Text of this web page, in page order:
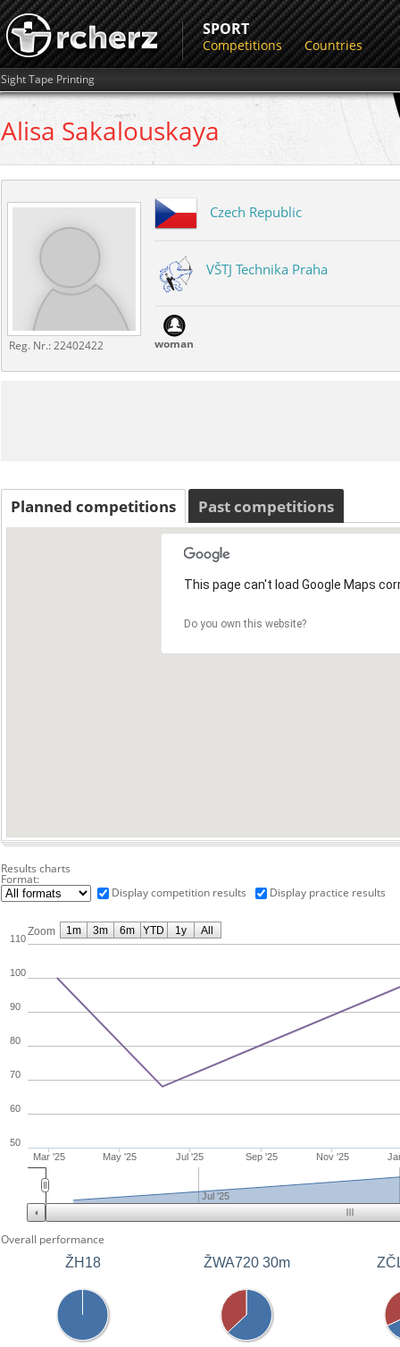
SPORT
Competitions Countries
Sight Tape Printing
Alisa Sakalouskaya
Reg. Nr.:22402422
Czech Republic
VŠTJ Technika Praha
woman
Planned competitions Past competitions
This page can't load Google Maps
Do you own this website?
Results charts
Format:
Display competition results
Display practice results
Zoom
Mar '25 May '25 Jul '25 Sep '25 Nov '25
50
60
70
80
90
100
110
Jul '25
1m 3m 6m YTD 1y All
Overall performance
ŽH18 ŽWA720 30m